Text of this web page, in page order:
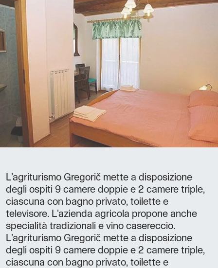
L’agriturismo Gregorič mette a disposizione
degli ospiti 9 camere doppie e 2 camere triple,
ciascuna con bagno privato, toilette e
televisore. L’azienda agricola propone anche
specialità tradizionali e vino casereccio.
L’agriturismo Gregorič mette a disposizione
degli ospiti 9 camere doppie e 2 camere triple,
ciascuna con bagno privato, toilette e